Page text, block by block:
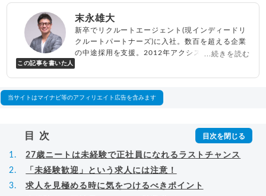
この記事を書いた人
末永雄大
新卒でリクルートエージェント(現インディードリ
クルートパートナーズ)に入社。数百を超える企業
の中途採用を支援。2012年アクシス(株)設立、代
べらない転職エージェント
...続きを読む
当サイトはマイナビ等のアフィリエイト広告を含みます
目次
27歳ニートは未経験で正社員になれるラストチャンス
「未経験歓迎」という求人には注意！
求人を見極める時に気をつけるべきポイント